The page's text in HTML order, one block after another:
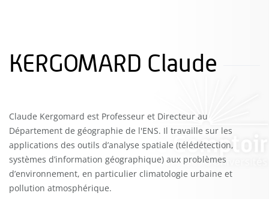
KERGOMARD Claude
Claude Kergomard est Professeur et Directeur au
Département de géographie de l'ENS. Il travaille sur les
applications des outils d’analyse spatiale (télédétection,
systèmes d’information géographique) aux problèmes
d’environnement, en particulier climatologie urbaine et
pollution atmosphérique.